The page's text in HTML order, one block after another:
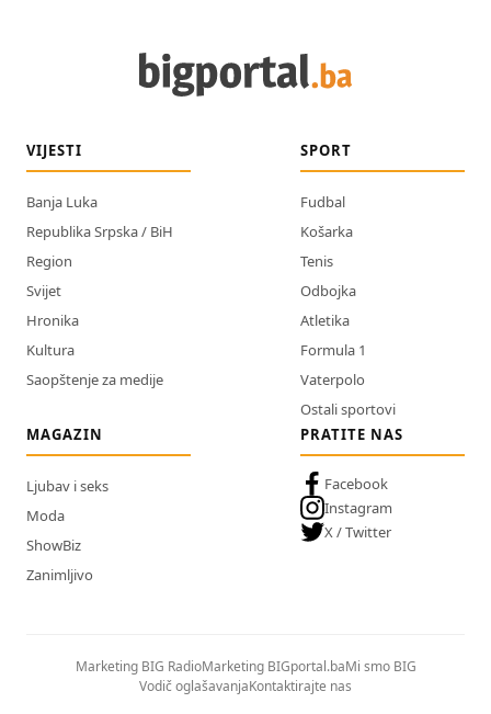
VIJESTI
Banja Luka
Republika Srpska / BiH
Region
Svijet
Hronika
Kultura
Saopštenje za medije
SPORT
Fudbal
Košarka
Tenis
Odbojka
Atletika
Formula 1
Vaterpolo
Ostali sportovi
MAGAZIN
Ljubav i seks
Moda
ShowBiz
Zanimljivo
PRATITE NAS
Facebook
Instagram
X / Twitter
Marketing BIG RadioMarketing BIGportal.baMi smo BIG
Vodič oglašavanjaKontaktirajte nas